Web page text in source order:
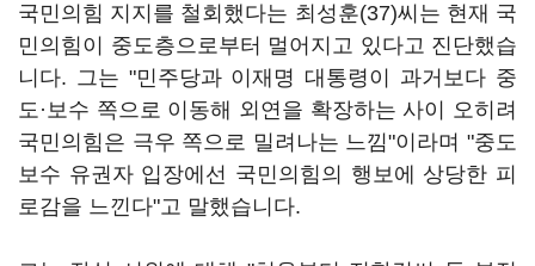
국민의힘 지지를 철회했다는 최성훈(37)씨는 현재 국
민의힘이 중도층으로부터 멀어지고 있다고 진단했습
니다. 그는 "민주당과 이재명 대통령이 과거보다 중
도·보수 쪽으로 이동해 외연을 확장하는 사이 오히려
국민의힘은 극우 쪽으로 밀려나는 느낌"이라며 "중도
보수 유권자 입장에선 국민의힘의 행보에 상당한 피
로감을 느낀다"고 말했습니다.